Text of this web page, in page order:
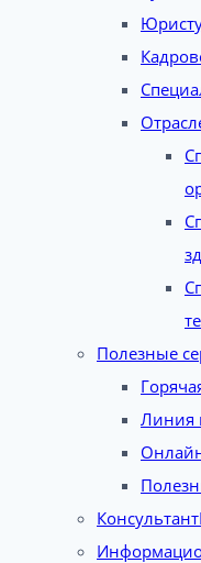
Полезные
Линия